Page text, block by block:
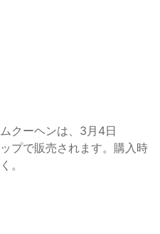
クーヘンは、3月4日
プで販売されます。購入時
。